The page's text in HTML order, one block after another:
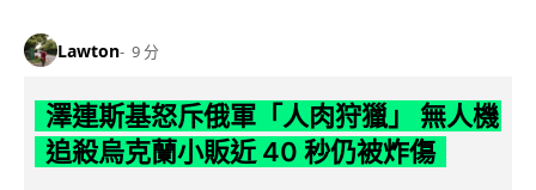
Lawton 9 分
澤連斯基怒斥俄軍「人肉狩獵」 無人機
追殺烏克蘭小販近 40 秒仍被炸傷